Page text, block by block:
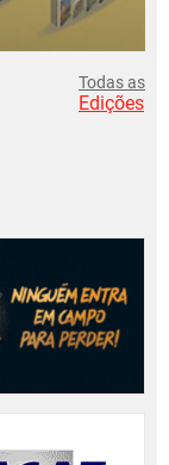
Todas as
Edições